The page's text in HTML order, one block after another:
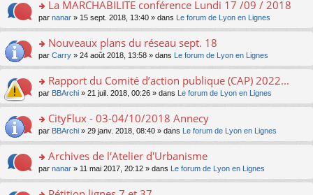
c
e
nt
pl
u
s
c
e
nt
o
lu
pl
u
s
c
e
nt
g
e
n
o
lu
pl
u
s
c
e
nt
e
s
g
e
n
o
lu
pl
u
s
c
e
nt
er
le
m
e
s
a
g
e
n
n
lu
le
pl
u
o
n
ult
er
le
m
e
a
g
e
n
n
La MARCHABILITE conférence Lundi 17 /09 / 2018
par nanar » 15 sept. 2018, 13:40 » dans Le forum de Lyon en Lignes
o
n
ult
er
le
m
e
a
g
e
n
Nouveaux plans du réseau sept. 18
par Carry » 24 août 2018, 13:58 » dans Le forum de Lyon en Lignes
o
n
ult
er
le
m
e
Rapport du Comité d’action publique (CAP) 2022...
par BBArchi » 21 juil. 2018, 00:26 » dans Le forum de Lyon en Lignes
o
n
ult
er
le
CityFlux - 03-04/10/2018 Annecy
par BBArchi » 29 janv. 2018, 08:40 » dans Le forum de Lyon en Lignes
o
n
Archives de l'Atelier d'Urbanisme
par nanar » 11 mai 2017, 20:12 » dans Le forum de Lyon en Lignes